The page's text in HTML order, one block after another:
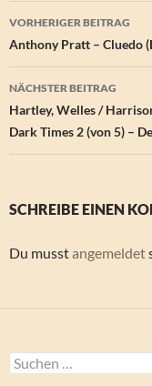
VORHERIGER BEITRAG
Anthony Pratt – Cluedo
NÄCHSTER BEITRAG
Hartley, Welles /
Dark Times 2 (von 5) –
SCHREIBE EINEN
Du musstangemeldet
Suchen
nach: